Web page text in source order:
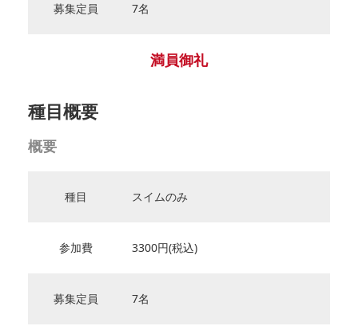
募集定員 7名
満員御礼
種目概要
概要
種目 スイムのみ
参加費 3300円(税込)
募集定員 7名